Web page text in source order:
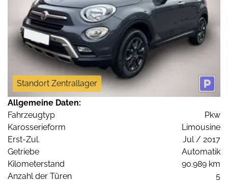
Standort Zentrallager
Allgemeine Daten:
Fahrzeugtyp
Pkw
Karosserieform
Limousine
Erst-Zul.
Jul / 2017
Getriebe
Automatik
Kilometerstand
90.989 km
Anzahl der Türen
5